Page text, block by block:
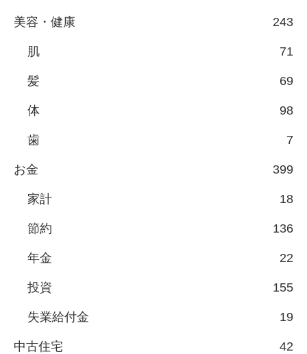
美容・健康 243
肌 71
髪 69
体 98
歯 7
お金 399
家計 18
節約 136
年金 22
投資 155
失業給付金 19
中古住宅 42